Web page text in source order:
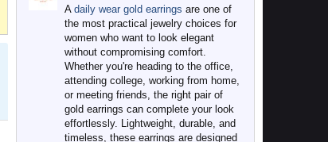
A daily wear gold earrings are one of
the most practical jewelry choices for
women who want to look elegant
without compromising comfort.
Whether you're heading to the office,
attending college, working from home,
or meeting friends, the right pair of
gold earrings can complete your look
effortlessly. Lightweight, durable, and
timeless, these earrings are designed